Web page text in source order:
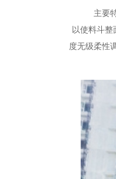
主要
以使料斗
度无级柔性